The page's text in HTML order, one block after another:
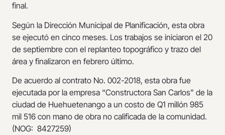
final.
Según la Dirección Municipal de Planificación, esta obra
se ejecutó en cinco meses. Los trabajos se iniciaron el 20
de septiembre con el replanteo topográfico y trazo del
área y finalizaron en febrero último.
De acuerdo al contrato No. 002-2018, esta obra fue
ejecutada por la empresa “Constructora San Carlos” de la
ciudad de Huehuetenango a un costo de Q1 millón 985
mil 516 con mano de obra no calificada de la comunidad.
(NOG: 8427259)